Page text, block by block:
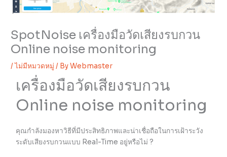
SpotNoise เครื่องมือวัดเสียงรบกวน
Online noise monitoring
/ไม่มีหมวดหมู่ / ByWebmaster
เครื่องมือวัดเสียงรบกวน
Online noise monitoring
คุณกำลังมองหาวิธีที่มีประสิทธิภาพและน่าเชื่อถือในการเฝ้าระวัง
ระดับเสียงรบกวนแบบ Real-Time อยู่หรือไม่ ?